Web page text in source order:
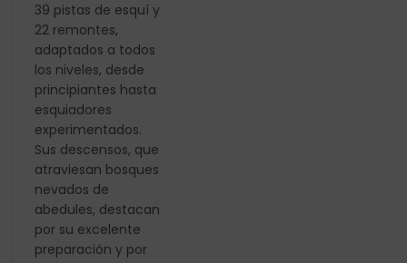
39 pistas de esquí y
22 remontes,
adaptados a todos
los niveles, desde
principiantes hasta
esquiadores
experimentados.
Sus descensos, que
atraviesan bosques
nevados de
abedules, destacan
por su excelente
preparación y por